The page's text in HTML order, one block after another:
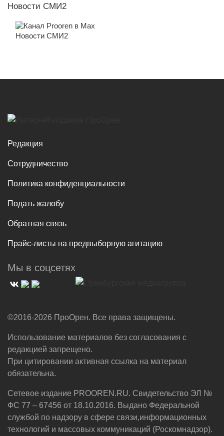
Новости СМИ2
Новости СМИ2
Редакция
Сотрудничество
Политика конфиденциальности
Подать жалобу
Обратная связь
Прайс-листы на предвыборную агитацию
Мы в соцсетях
©2016-2026 ПроОрен. Все права защищены.
Использование материалов без согласования с
редакцией запрещено.
При цитировании активная ссылка на материал
обязательна.
Сетевое издание PROOREN.RU. Свидетельство ЭЛ №
ФС 77 – 67456 от 18.10.2016. Выдано Федеральной
службой по надзору в сфере связи,информационных
технологий и массовых коммуникаций (Роскомнадзор).